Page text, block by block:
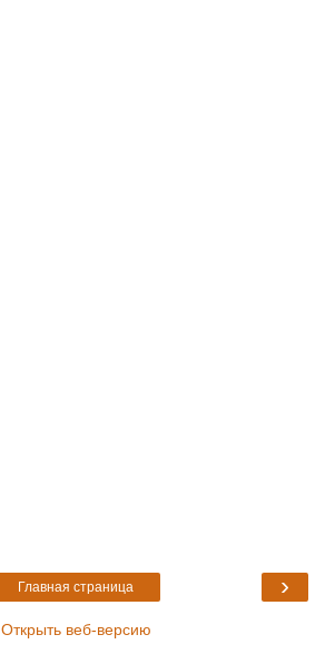
›
Главная страница
Открыть веб-версию